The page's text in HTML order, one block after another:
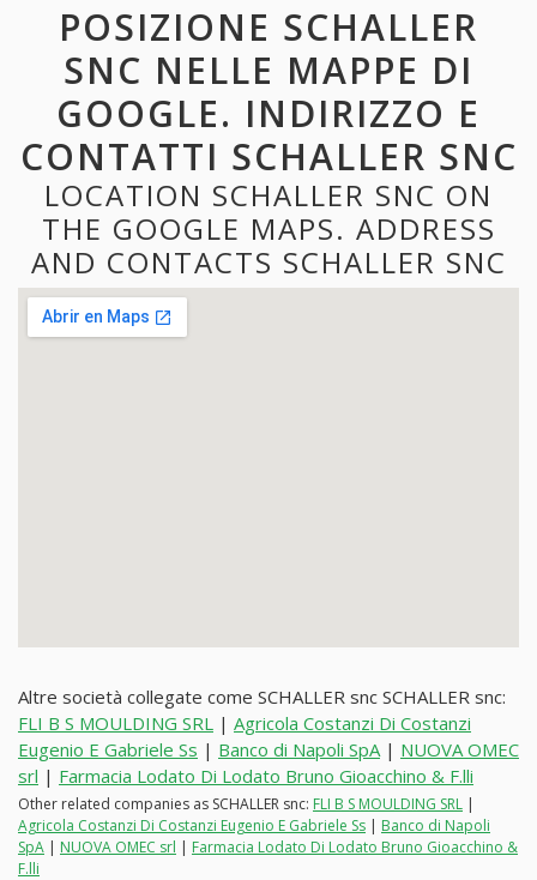
POSIZIONE SCHALLER
SNC NELLE MAPPE DI
GOOGLE. INDIRIZZO E
CONTATTI SCHALLER SNC
LOCATION SCHALLER SNC ON
THE GOOGLE MAPS. ADDRESS
AND CONTACTS SCHALLER SNC
Altre società collegate come SCHALLER snc SCHALLER snc:
FLI B S MOULDING SRL | Agricola Costanzi Di Costanzi
Eugenio E Gabriele Ss | Banco di Napoli SpA| NUOVA OMEC
srl | Farmacia Lodato Di Lodato Bruno Gioacchino & F.lli
Other related companies as SCHALLER snc: FLI B S MOULDING SRL |
Agricola Costanzi Di Costanzi Eugenio E Gabriele Ss | Banco di Napoli
SpA | NUOVA OMEC srl | Farmacia Lodato Di Lodato Bruno Gioacchino &
F.lli